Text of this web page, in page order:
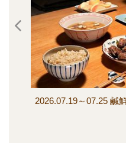
2026.07.19～07.25 鹹